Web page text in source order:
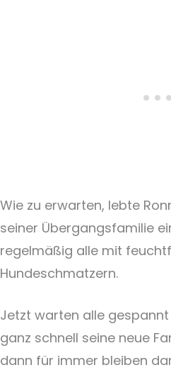
Wie zu erwarten, lebte
seiner Übergangsfamilie
regelmäßig alle mit
Hundeschmatzern.
Jetzt warten alle
ganz schnell seine neue
dann für immer bleiben